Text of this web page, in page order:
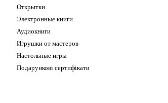
Открытки
Электронные книги
Аудиокниги
Игрушки от мастеров
Настольные игры
Подарункові сертифікати